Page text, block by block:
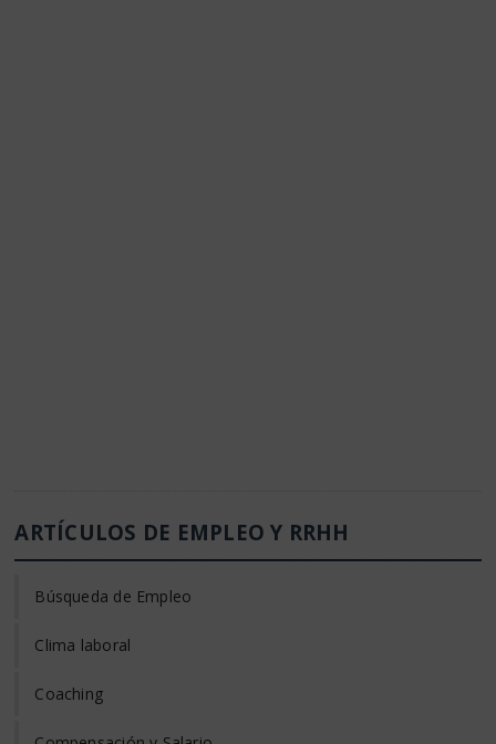
ARTÍCULOS DE EMPLEO Y RRHH
Búsqueda de Empleo
Clima laboral
Coaching